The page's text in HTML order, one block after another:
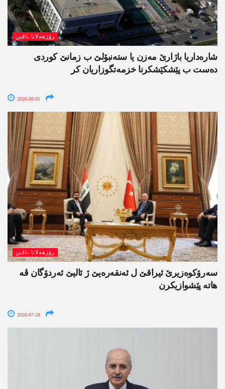
رۆژھەلاتا ناڤین
شارەداریا باژارێ مەزن یا ستەنبۆلێ ب زمانێ کوردی
دەست ب پێشکێشکرنا خزمەتگوزاریان کر
2026-08-01
رۆژھەلاتا ناڤین
سەرۆکوەزیرێ ئیراقێ ل ئەنقەرەیێ ژ ئالیێ ئەردۆگان ڤە
ھاتە پێشوازیکرن
2026-07-28